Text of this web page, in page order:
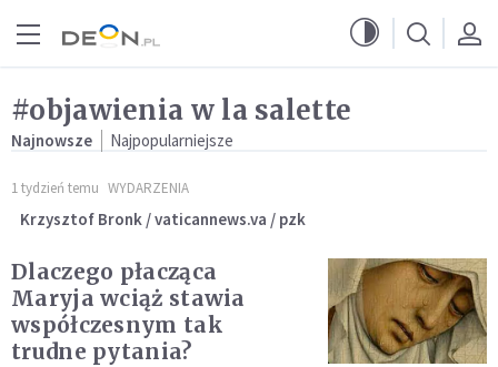
#objawienia w la salette
Najnowsze Najpopularniejsze
1 tydzień temu WYDARZENIA
Krzysztof Bronk / vaticannews.va / pzk
Dlaczego płacząca
Maryja wciąż stawia
współczesnym tak
trudne pytania?